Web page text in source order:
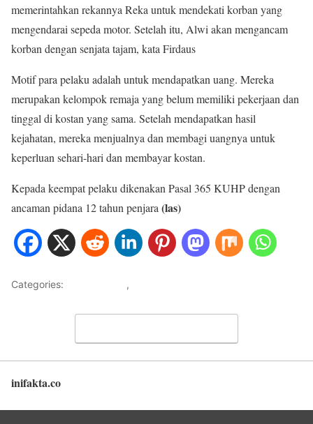
memerintahkan rekannya Reka untuk mendekati korban yang
mengendarai sepeda motor. Setelah itu, Alwi akan mengancam
korban dengan senjata tajam, kata Firdaus
Motif para pelaku adalah untuk mendapatkan uang. Mereka
merupakan kelompok remaja yang belum memiliki pekerjaan dan
tinggal di kostan yang sama. Setelah mendapatkan hasil
kejahatan, mereka menjualnya dan membagi uangnya untuk
keperluan sehari-hari dan membayar kostan.
Kepada keempat pelaku dikenakan Pasal 365 KUHP dengan
ancaman pidana 12 tahun penjara(las)
Categories: ,
inifakta.co